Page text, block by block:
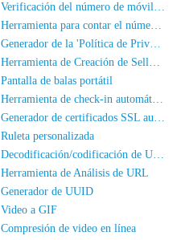
Verificación del número de móvil y el nombre
Herramienta para contar el número de personas en las fotos
Generador de la 'Política de Privacidad' de una App
Herramienta de Creación de Sellos Cuadrados
Pantalla de balas portátil
Herramienta de check-in automático HadSky
Generador de certificados SSL autofirmados
Ruleta personalizada
Decodificación/codificación de URL en línea
Herramienta de Análisis de URL
Generador de UUID
Video a GIF
Compresión de video en línea